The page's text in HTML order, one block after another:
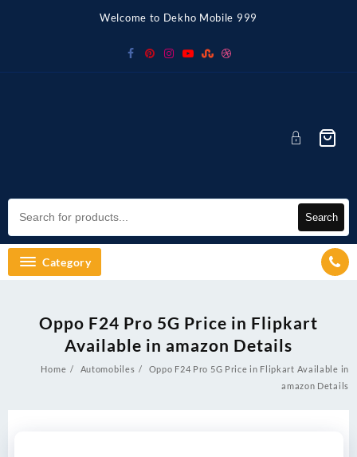
Welcome to Dekho Mobile 999
Search
Category
Oppo F24 Pro 5G Price in Flipkart
Available in amazon Details
Home Automobiles
Oppo F24 Pro 5G Price in Flipkart Available in
amazon Details